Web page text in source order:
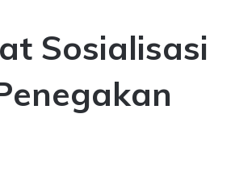
Sosialisasi